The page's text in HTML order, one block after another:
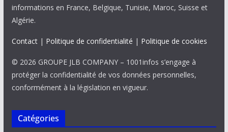
informations en France, Belgique, Tunisie, Maroc, Suisse et
Algérie.
Contact| Politique de confidentialité | Politique de cookies
© 2026 GROUPE JLB COMPANY – 1001infos s’engage à
protéger la confidentialité de vos données personnelles,
conformément à la législation en vigueur.
Catégories